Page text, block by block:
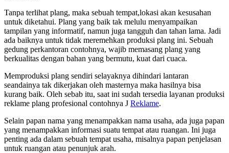
Tanpa terlihat plang, maka sebuah tempat,lokasi akan kesusahan
untuk diketahui. Plang yang baik tak melulu menyampaikan
tampilan yang informatif, namun juga tangguh dan tahan lama. Jadi
ada baiknya untuk tidak meremehkan produksi plang ini. Sebuah
gedung perkantoran contohnya, wajib memasang plang yang
berkualitas dengan bahan yang bermutu, kuat dari cuaca.
Memproduksi plang sendiri selayaknya dihindari lantaran
seandainya tak dikerjakan oleh masternya maka hasilnya bisa
kurang baik. Oleh sebab itu, saat ini sudah tersedia layanan produksi
reklame plang profesional contohnya J Reklame.
Selain papan nama yang menampakkan nama usaha, ada juga papan
yang menampakkan informasi suatu tempat atau ruangan. Ini juga
penting ada dalam sebuah tempat usaha, misalnya papan penjelasan
untuk ruangan atau penunjuk arah.